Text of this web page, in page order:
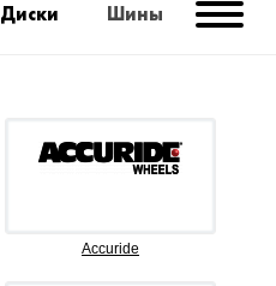
Диски Шины
Accuride